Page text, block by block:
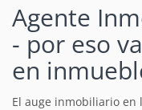
Agente
- por eso
en
El auge inmobiliario en